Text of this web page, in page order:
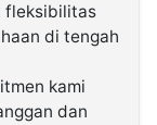
fleksibilitas
di tengah
kami
dan